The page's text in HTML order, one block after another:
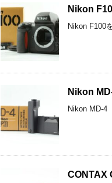
Nikon
Nikon F100
Nikon
Nikon MD-4
CONTAX